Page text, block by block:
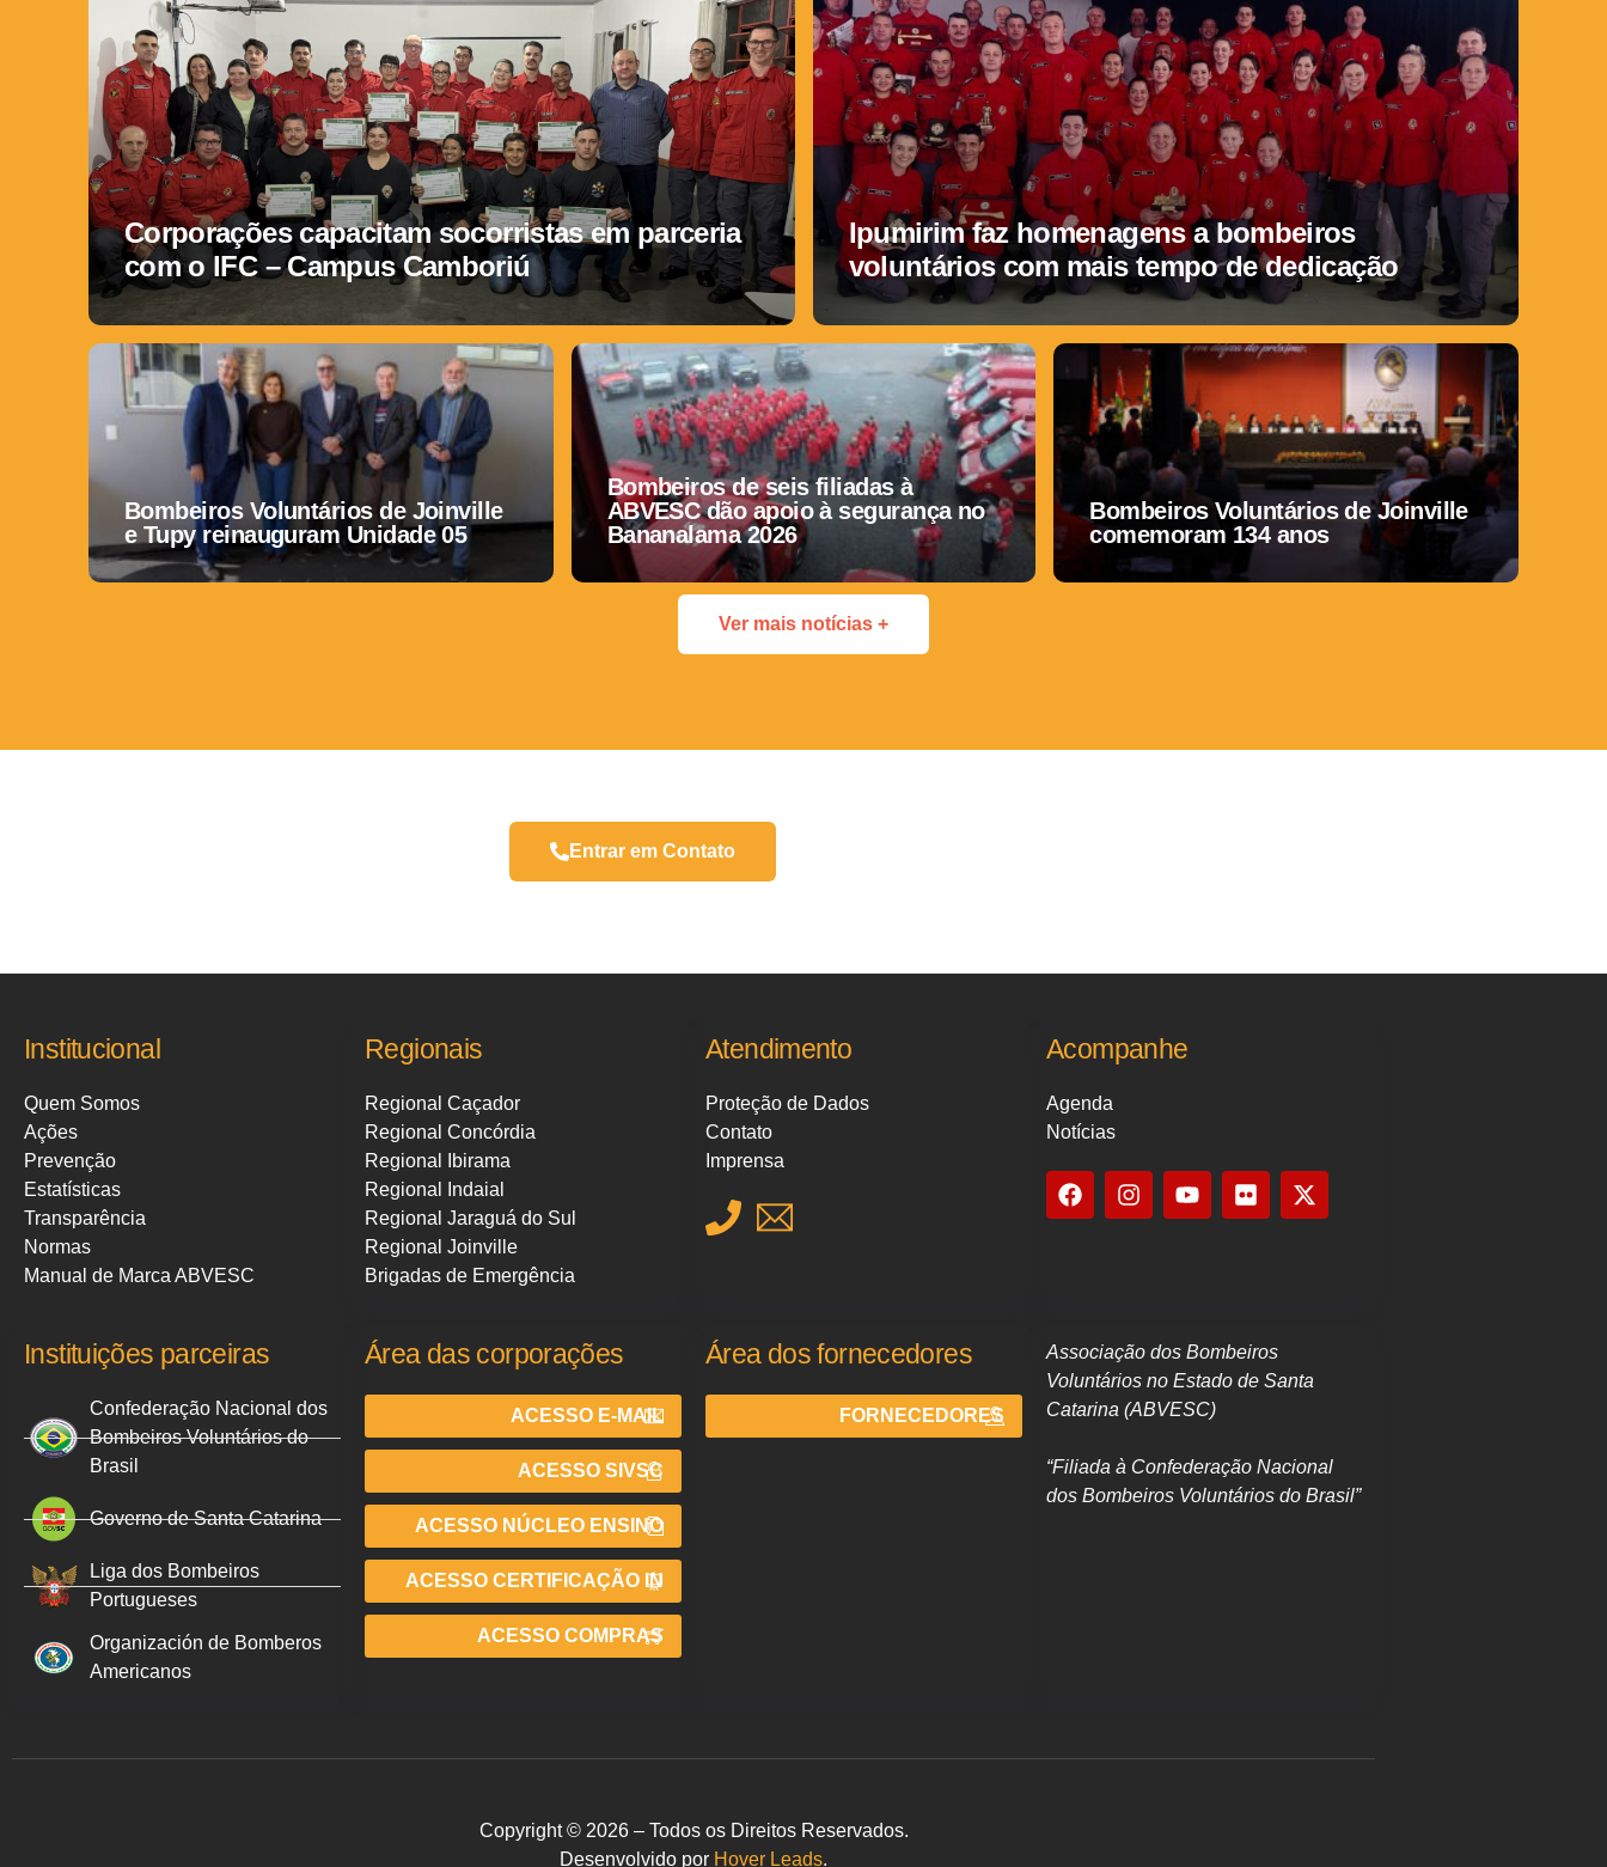
Corporações capacitam socorristas em parceria
com o IFC – Campus Camboriú
Ipumirim faz homenagens a bombeiros
voluntários com mais tempo de dedicação
Bombeiros Voluntários de Joinville
e Tupy reinauguram Unidade 05
Bombeiros de seis filiadas à
ABVESC dão apoio à segurança no
Bananalama 2026
Bombeiros Voluntários de Joinville
comemoram 134 anos
Ver mais notícias +
Entrar em Contato
Institucional
Quem Somos
Ações
Prevenção
Estatísticas
Transparência
Normas
Manual de Marca ABVESC
Regionais
Regional Caçador
Regional Concórdia
Regional Ibirama
Regional Indaial
Regional Jaraguá do Sul
Regional Joinville
Brigadas de Emergência
Atendimento
Proteção de Dados
Contato
Imprensa
Acompanhe
Agenda
Notícias
Instituições parceiras
Confederação Nacional dos
Bombeiros Voluntários do
Brasil
Governo de Santa Catarina
Liga dos Bombeiros
Portugueses
Organización de Bomberos
Americanos
Área das corporações
ACESSO E-MAIL
ACESSO SIVSC
ACESSO NÚCLEO ENSINO
ACESSO CERTIFICAÇÃO IN
ACESSO COMPRAS
Área dos fornecedores
FORNECEDORES
Associação dos Bombeiros
Voluntários no Estado de Santa
Catarina (ABVESC)
“Filiada à Confederação Nacional
dos Bombeiros Voluntários do Brasil”
Copyright © 2026 – Todos os Direitos Reservados.
Desenvolvido por Hover Leads.